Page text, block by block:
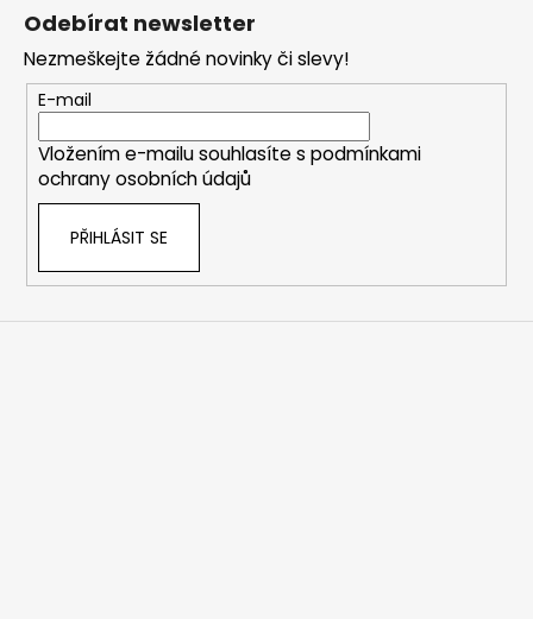
Odebírat newsletter
Nezmeškejte žádné novinky či slevy!
E-mail
Vložením e-mailu souhlasíte s podmínkami
ochrany osobních údajů
PŘIHLÁSIT SE